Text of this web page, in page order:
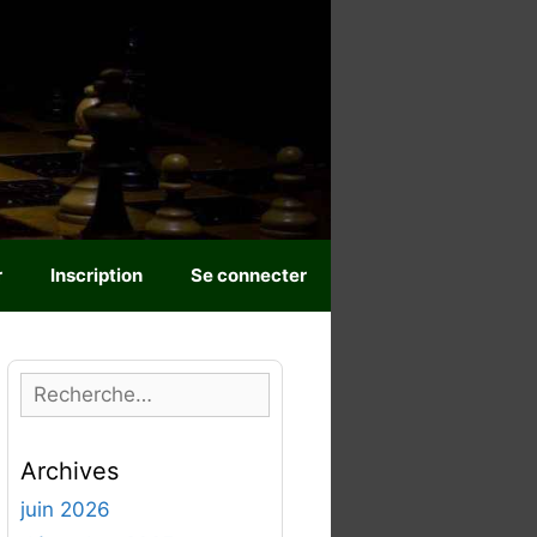
Inscription Se connecter
e
h
e
Archives
juin 2026